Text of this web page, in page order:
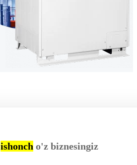
ishonch o'z biznesingiz